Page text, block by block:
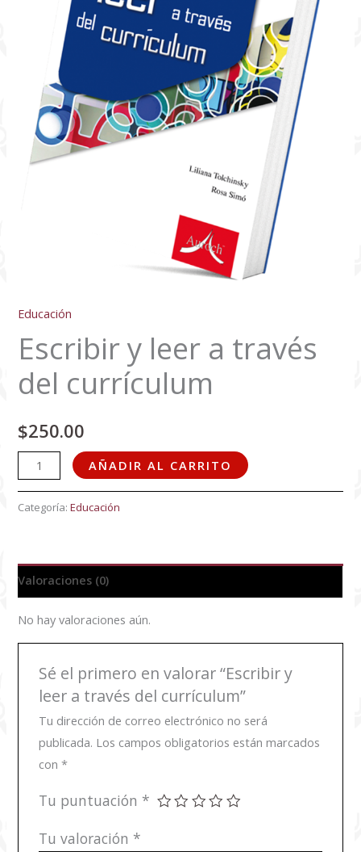
Educación
Escribir y leer a través
del currículum
$250.00
AÑADIR AL CARRITO
Categoría:Educación
Valoraciones (0)
No hay valoraciones aún.
Sé el primero en valorar “Escribir y
leer a través del currículum”
Tu dirección de correo electrónico no será
publicada. Los campos obligatorios están marcados
con *
Tu puntuación *
Tu valoración *